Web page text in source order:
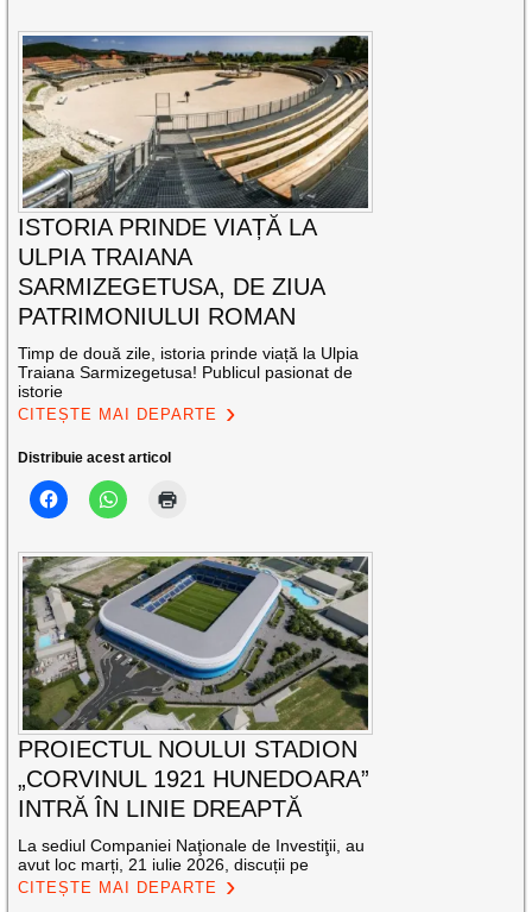
ISTORIA PRINDE VIAȚĂ LA
ULPIA TRAIANA
SARMIZEGETUSA, DE ZIUA
PATRIMONIULUI ROMAN
Timp de două zile, istoria prinde viață la Ulpia
Traiana Sarmizegetusa! Publicul pasionat de
istorie
CITEȘTE MAI DEPARTE
Distribuie acest articol
PROIECTUL NOULUI STADION
„CORVINUL 1921 HUNEDOARA”
INTRĂ ÎN LINIE DREAPTĂ
La sediul Companiei Naţionale de Investiţii, au
avut loc marți, 21 iulie 2026, discuții pe
CITEȘTE MAI DEPARTE